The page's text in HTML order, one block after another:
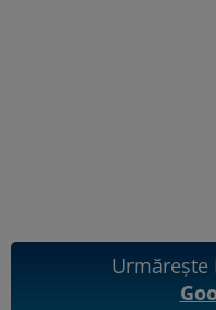
Urmărește